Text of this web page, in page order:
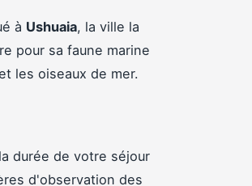
à Ushuaia, la ville la
pour sa faune marine
les oiseaux de mer.
durée de votre séjour
d'observation des